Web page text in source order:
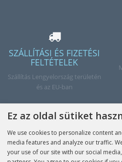
SZÁLLÍTÁSI ÉS FIZETÉSI
FELTÉTELEK
Szállítás Lengyelország területén
és az EU-ban
Ez az oldal sütiket
We use cookies to personalize content
media features and analyze our traffic.
your use of our site with our social